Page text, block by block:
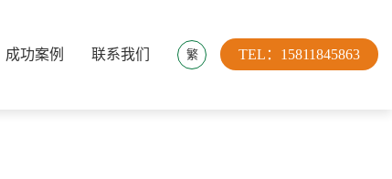
TEL：15811845863
繁
成功案例 联系我们